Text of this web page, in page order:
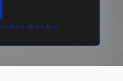
данных.